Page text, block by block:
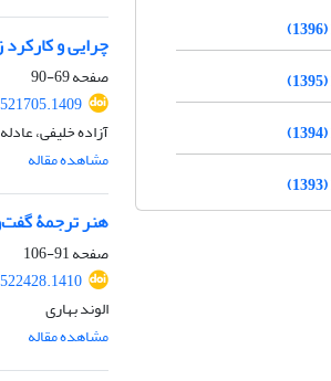
چرایی و
صفحه69-90
آزاده خلیفی،
مشاهده مقاله
هنر ترجمۀ
صفحه91-106
الوند بهاری
مشاهده مقاله